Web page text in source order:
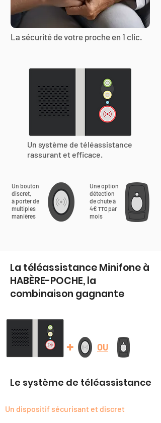
La sécurité de votre proche en 1 clic.
Un système de téléassistance
rassurant et efficace.
Un bouton
discret,
à porter de
multiples
manières
Une option
détection
de chute à
4€ TTC par
mois
La téléassistance Minifone à
HABÈRE-POCHE, la
combinaison gagnante
+ OU
Le système de téléassistance
Un dispositif sécurisant et discret